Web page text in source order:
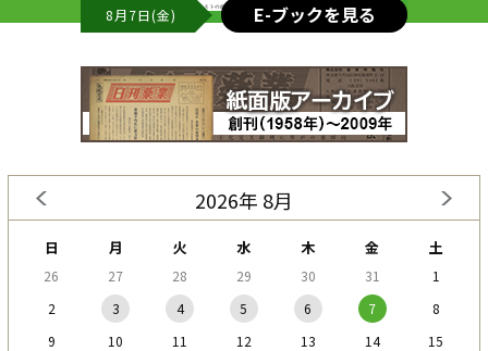
8月7日(金) E-ブックを見る
2026年 8月
日 月 火 水 木 金 土
26 27 28 29 30 31
1
2
3 4 5 6 7
8
9
10 11 12 13 14
15